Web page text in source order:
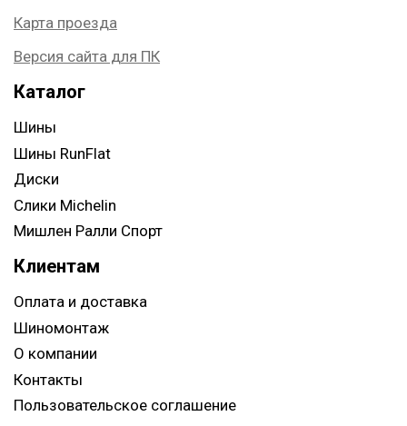
Карта проезда
Версия сайта для ПК
Каталог
Шины
Шины RunFlat
Диски
Слики Michelin
Мишлен Ралли Спорт
Клиентам
Оплата и доставка
Шиномонтаж
О компании
Контакты
Пользовательское соглашение